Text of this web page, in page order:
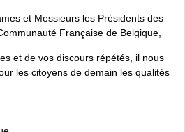
et Messieurs les Présidents des
Française de Belgique,
et de vos discours répétés, il nous
les citoyens de demain les qualités